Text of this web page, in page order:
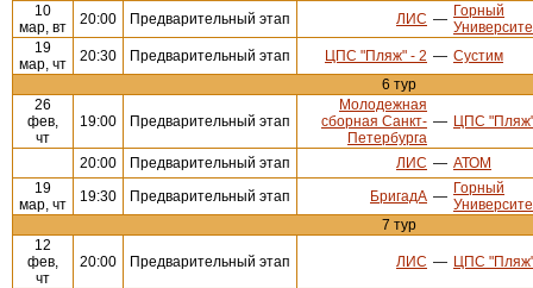
10
мар, вт
20:00 Предварительный этап ЛИС — Горный
19
мар, чт
20:30 Предварительный этап ЦПС "Пляж" - 2 — Сустим
6 тур
26
фев,
чт
19:00 Предварительный этап
Молодежная
сборная Санкт-
Петербурга
— ЦПС
20:00 Предварительный этап ЛИС — АТОМ
19
мар, чт
19:30 Предварительный этап БригадА — Горный
7 тур
12
фев,
чт
20:00 Предварительный этап ЛИС — ЦПС